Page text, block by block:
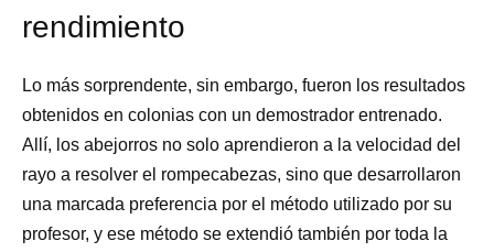
rendimiento
Lo más sorprendente, sin embargo, fueron los resultados
obtenidos en colonias con un demostrador entrenado.
Allí, los abejorros no solo aprendieron a la velocidad del
rayo a resolver el rompecabezas, sino que desarrollaron
una marcada preferencia por el método utilizado por su
profesor, y ese método se extendió también por toda la